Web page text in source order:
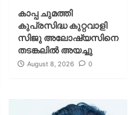
കാപ്പ ചുമത്തി
കുപ്രസിദ്ധ കുറ്റവാളി
സിജു അലോഷ്യസിനെ
തടങ്കലിൽ അയച്ചു
August 8, 2026 0